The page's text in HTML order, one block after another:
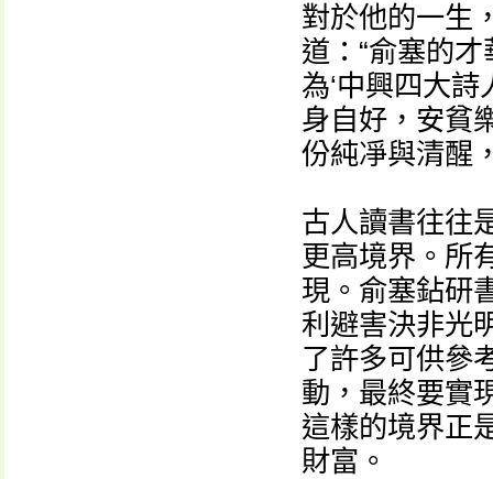
對於他的一生
道：“俞塞的
為‘中興四大
身自好，安貧
份純凈與清醒
古人讀書往往
更高境界。所
現。俞塞鉆研
利避害決非光
了許多可供參
動，最終要實
這樣的境界正
財富。